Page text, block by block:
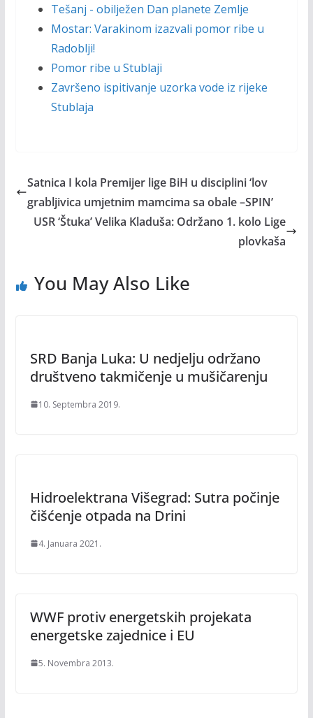
Tešanj - obilježen Dan planete Zemlje
Mostar: Varakinom izazvali pomor ribe u
Radoblji!
Pomor ribe u Stublaji
Završeno ispitivanje uzorka vode iz rijeke
Stublaja
Satnica I kola Premijer lige BiH u disciplini ‘lov
grabljivica umjetnim mamcima sa obale –SPIN’
USR ‘Štuka’ Velika Kladuša: Održano 1. kolo Lige
plovkaša
You May Also Like
SRD Banja Luka: U nedjelju održano
društveno takmičenje u mušičarenju
10. Septembra 2019.
Hidroelektrana Višegrad: Sutra počinje
čišćenje otpada na Drini
4. Januara 2021.
WWF protiv energetskih projekata
energetske zajednice i EU
5. Novembra 2013.